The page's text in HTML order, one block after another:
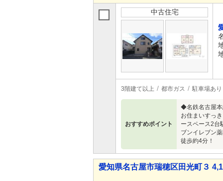
中古住宅
3階建て以上 都市ガス 駐車場あり
おすすめポイント
◆名鉄名古屋本
お住まいすっ
ースペース2台
ブンイレブン
徒歩約4分！
愛知県名古屋市瑞穂区田光町３